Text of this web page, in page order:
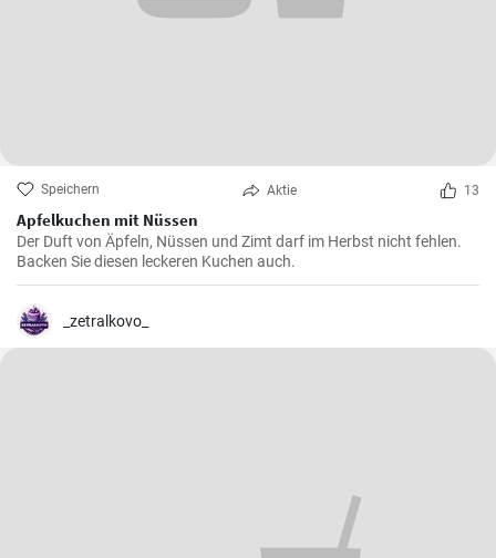
Speichern Aktie 13
Apfelkuchen mit Nüssen
Der Duft von Äpfeln, Nüssen und Zimt darf im Herbst nicht fehlen.
Backen Sie diesen leckeren Kuchen auch.
_zetralkovo_